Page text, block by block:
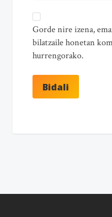
Gorde nire izena,
bilatzaile honetan
hurrengorako.